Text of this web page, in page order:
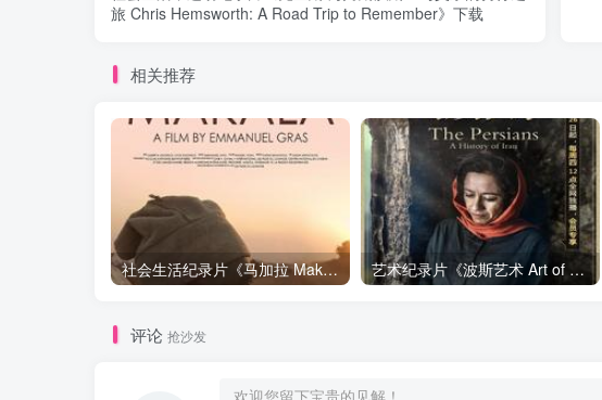
旅 Chris Hemsworth: A Road Trip to Remember》下载
相关推荐
社会生活纪录片《马加拉 Makala》下载 艺术纪录片《波斯艺术 Art of Persia》下载
评论 抢沙发